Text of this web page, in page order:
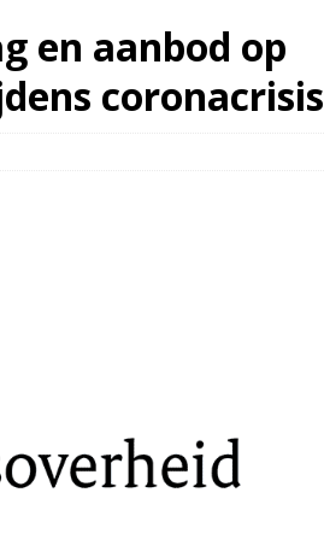
en aanbod op
coronacrisis